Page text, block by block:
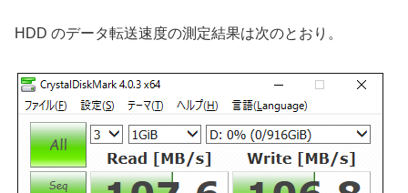
HDD のデータ転送速度の測定結果は次のとおり。